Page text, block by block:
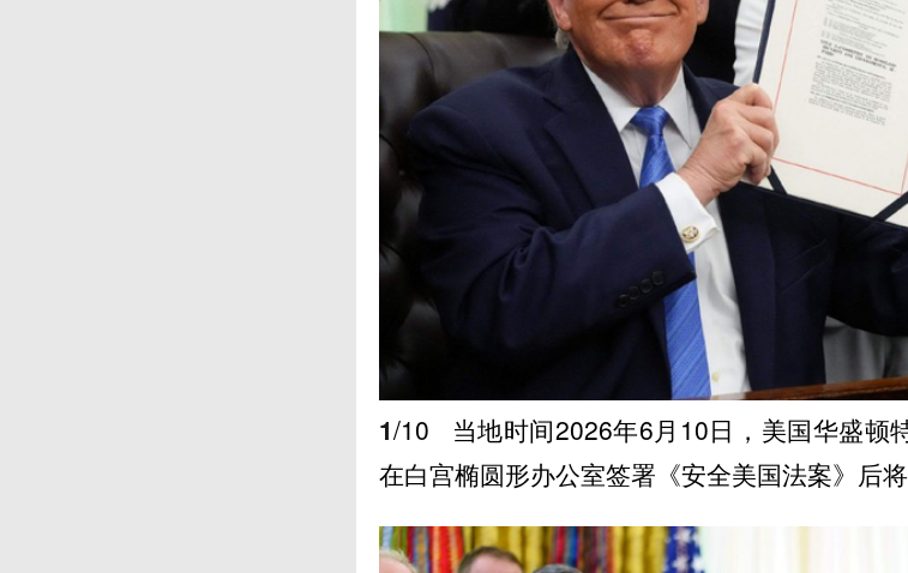
1/10
当地时间2026年6月10日，美国华盛顿
在白宫椭圆形办公室签署《安全美国法案》后将